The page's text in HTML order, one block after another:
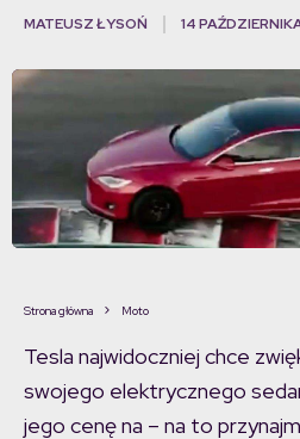
MATEUSZ ŁYSOŃ 14
Strona główna Moto
Tesla najwidoczniej chce
swojego elektrycznego
jego cenę na – na to